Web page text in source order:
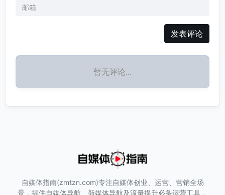
发表评论
暂无评论...
自媒体指南(zmtzn.com)专注自媒体创业、运营、营销全场
景，提供自媒体导航、新媒体导航及流量提升必备运营工具，